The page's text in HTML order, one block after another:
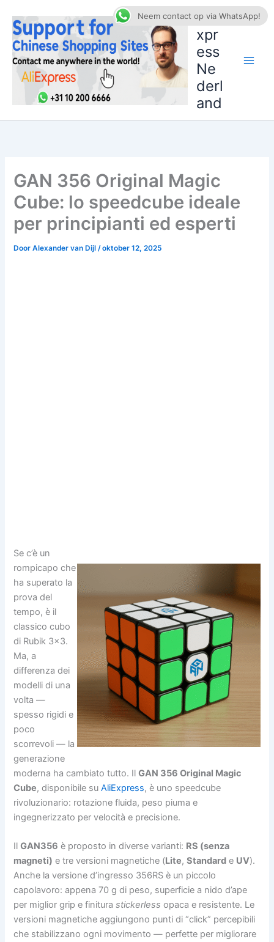
naar
inhoud
AliE
xpr
ess
Ne
derl
and
GAN 356 Original Magic
Cube: lo speedcube ideale
per principianti ed esperti
DoorAlexander van Dijl/oktober 12, 2025
Se c’è un
rompicapo che
ha superato la
prova del
tempo, è il
classico cubo
di Rubik 3×3.
Ma, a
differenza dei
modelli di una
volta —
spesso rigidi e
poco
scorrevoli — la
generazione
moderna ha cambiato tutto. IlGAN 356 Original Magic
Cube, disponibile suAliExpress, è uno speedcube
rivoluzionario: rotazione fluida, peso piuma e
ingegnerizzato per velocità e precisione.
IlGAN356 è proposto in diverse varianti: RS (senza
magneti) e tre versioni magnetiche (Lite,Standard e UV).
Anche la versione d’ingresso 356RS è un piccolo
capolavoro: appena 70 g di peso, superficie a nido d’ape
per miglior grip e finiturastickerless opaca e resistente. Le
versioni magnetiche aggiungono punti di “click” percepibili
che stabilizzano ogni movimento — perfette per migliorare
Neem contact op via WhatsApp!